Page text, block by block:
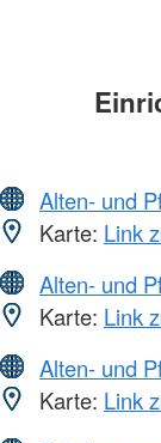
Alten- und
Karte: Link
Alten- und
Karte: Link
Alten- und
Karte: Link